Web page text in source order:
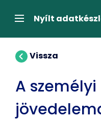
átugrásaNavigáció
Nyílt
Vissza
A személyi